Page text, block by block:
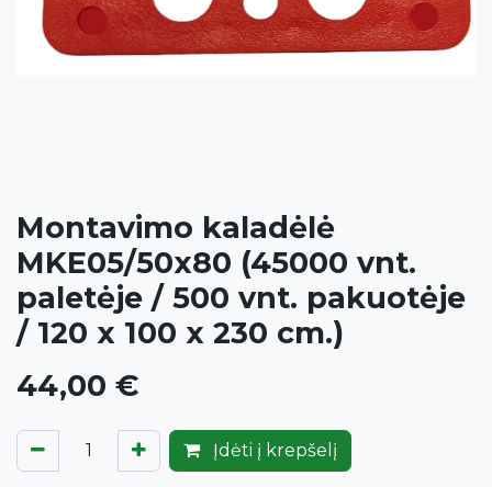
Montavimo kaladėlė
MKE05/50x80 (45000 vnt.
paletėje / 500 vnt. pakuotėje
/ 120 x 100 x 230 cm.)
44,00 €
Įdėti į krepšelį